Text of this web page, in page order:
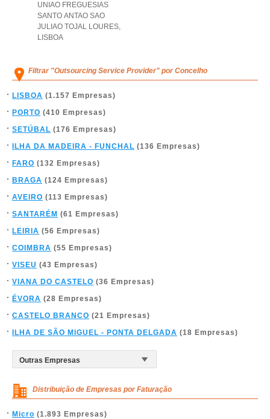
UNIAO FREGUESIAS
SANTO ANTAO SAO
JULIAO TOJAL LOURES,
LISBOA
Filtrar "Outsourcing Service Provider" por Concelho
LISBOA (1.157 Empresas)
PORTO (410 Empresas)
SETÚBAL (176 Empresas)
ILHA DA MADEIRA - FUNCHAL (136 Empresas)
FARO (132 Empresas)
BRAGA (124 Empresas)
AVEIRO (113 Empresas)
SANTARÉM (61 Empresas)
LEIRIA (56 Empresas)
COIMBRA (55 Empresas)
VISEU (43 Empresas)
VIANA DO CASTELO (36 Empresas)
ÉVORA (28 Empresas)
CASTELO BRANCO (21 Empresas)
ILHA DE SÃO MIGUEL - PONTA DELGADA (18 Empresas)
Distribuição de Empresas por Faturação
Micro (1.893 Empresas)